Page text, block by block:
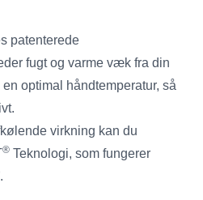
patenterede
fugt og varme væk fra din
optimal håndtemperatur, så
virkning kan du
® Teknologi, som fungerer
.